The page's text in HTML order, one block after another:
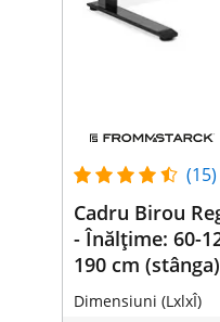
(15)
Cadru Birou
- Înălțime: 60-
190 cm
(dreapta) -
Dimensiuni (LxlxÎ)